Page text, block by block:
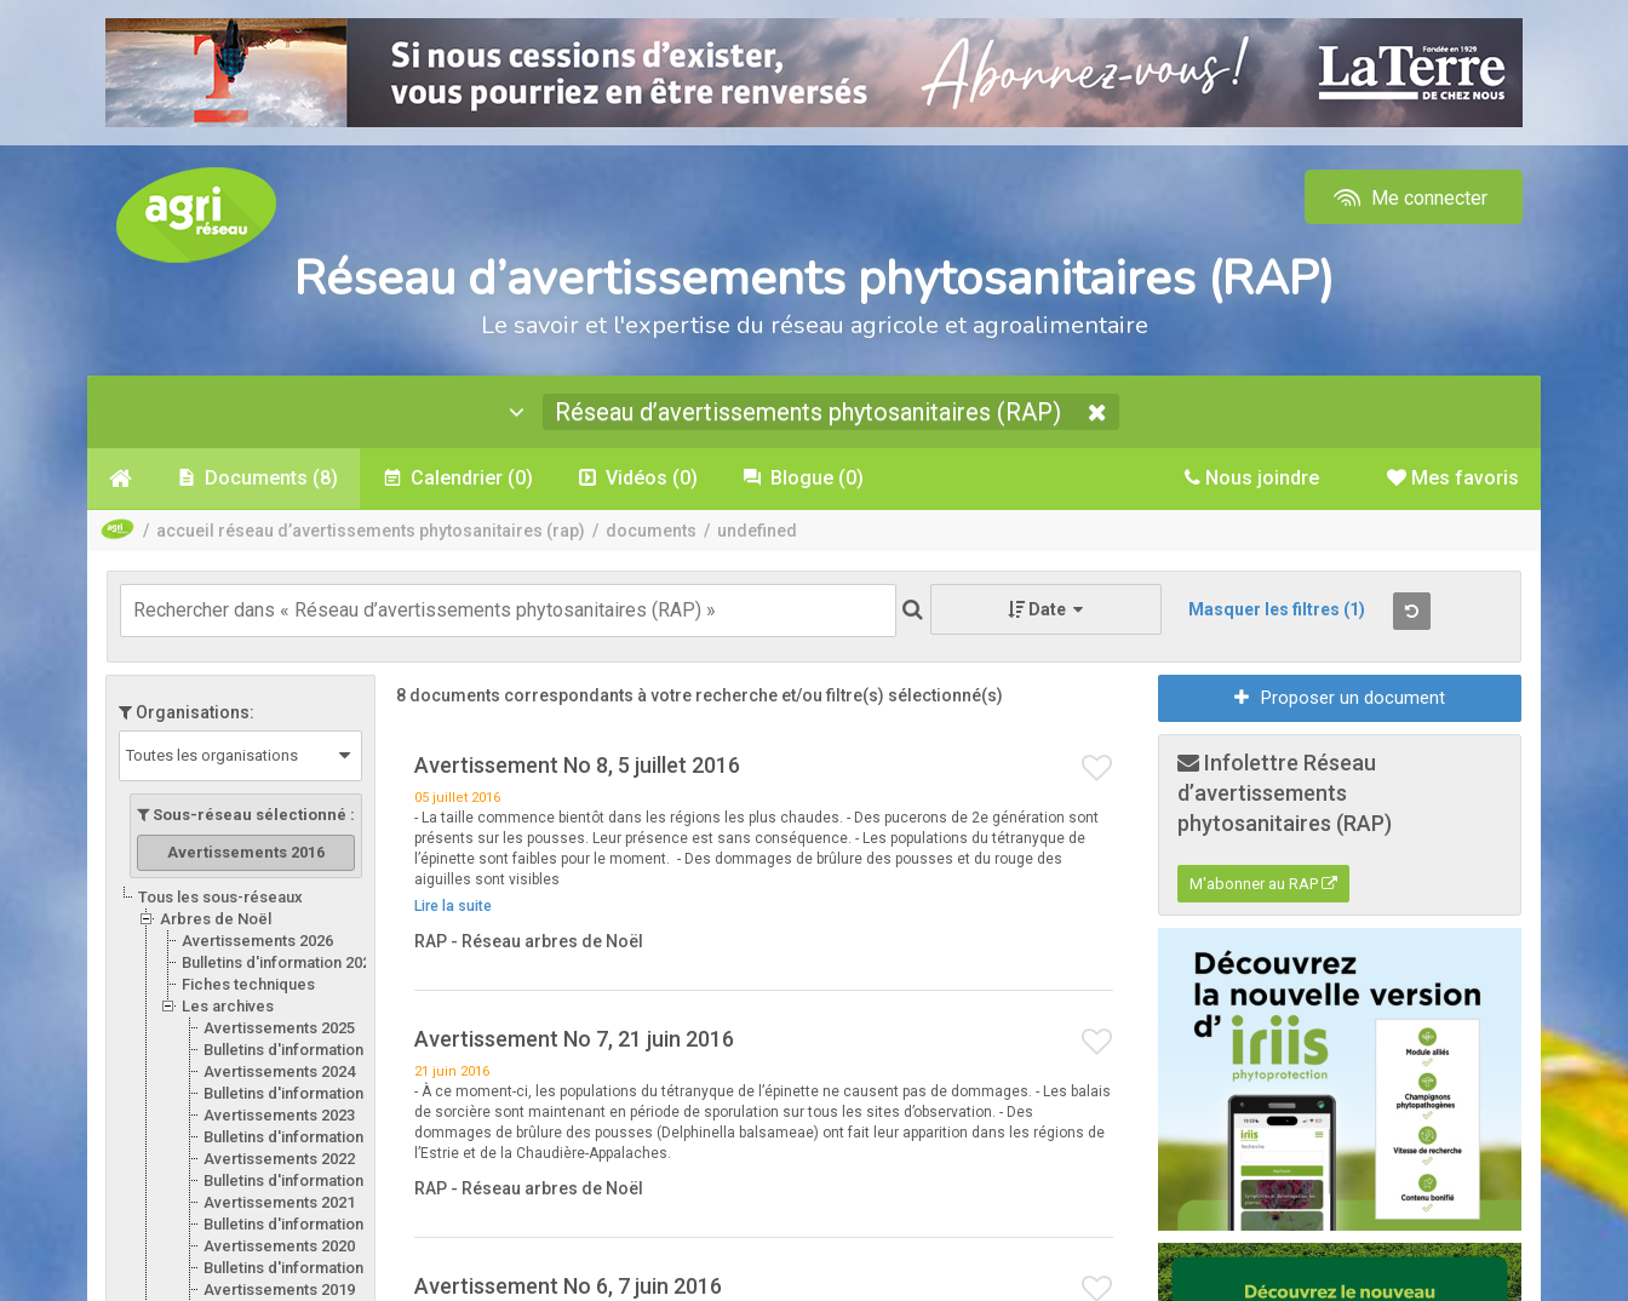
Me connecter
Réseau d’avertissements phytosanitaires (RAP)
Le savoir et l'expertise du réseau agricole et agroalimentaire
Réseau d’avertissements phytosanitaires (RAP)
Documents (8) Calendrier (0) Vidéos (0) Blogue (0) Mes favoris
Nous joindre
/ accueil réseau d’avertissements phytosanitaires (rap) / documents / undefined
Date Masquer les filtres (1)
Organisations:
Toutes les organisations
Sous-réseau sélectionné :
Avertissements 2016
Tous les sous-réseaux
Arbres de Noël
Avertissements 2026
Bulletins d'information 2026
Fiches techniques
Les archives
Avertissements 2025
Bulletins d'information 2025
Avertissements 2024
Bulletins d'information 2024
Avertissements 2023
Bulletins d'information 2023
Avertissements 2022
Bulletins d'information 2022
Avertissements 2021
Bulletins d'information 2021
Avertissements 2020
Bulletins d'information 2020
Avertissements 2019
8 documents correspondants à votre recherche et/ou filtre(s) sélectionné(s)
Avertissement No 8, 5 juillet 2016
05 juillet 2016
- La taille commence bientôt dans les régions les plus chaudes. - Des pucerons de 2e génération sont
présents sur les pousses. Leur présence est sans conséquence. - Les populations du tétranyque de
l’épinette sont faibles pour le moment. - Des dommages de brûlure des pousses et du rouge des
aiguilles sont visibles
Lire la suite
RAP - Réseau arbres de Noël
Avertissement No 7, 21 juin 2016
21 juin 2016
- À ce moment-ci, les populations du tétranyque de l’épinette ne causent pas de dommages. - Les balais
de sorcière sont maintenant en période de sporulation sur tous les sites d’observation. - Des
dommages de brûlure des pousses (Delphinella balsameae) ont fait leur apparition dans les régions de
l’Estrie et de la Chaudière-Appalaches.
RAP - Réseau arbres de Noël
Avertissement No 6, 7 juin 2016
Proposer un document
Infolettre Réseau
d’avertissements
phytosanitaires (RAP)
M'abonner au RAP